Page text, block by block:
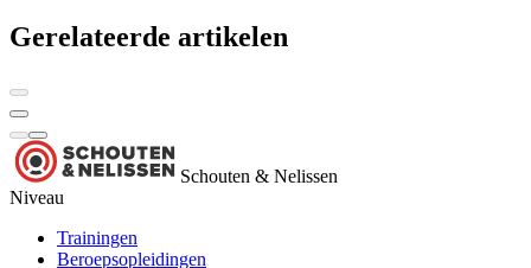
Gerelateerde artikelen
Schouten & Nelissen
Niveau
Trainingen
Beroepsopleidingen